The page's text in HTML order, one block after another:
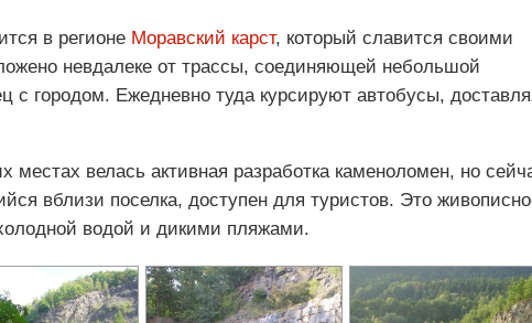
в регионе Моравский карст, который славится своими
невдалеке от трассы, соединяющей небольшой
с городом. Ежедневно туда курсируют автобусы,
местах велась активная разработка каменоломен, но
вблизи поселка, доступен для туристов. Это
водой и дикими пляжами.